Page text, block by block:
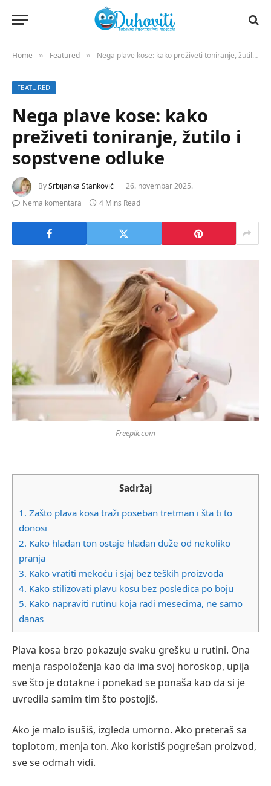
Home » Featured » Nega plave kose: kako preživeti toniranje, žutilo i sopstvene odluke
FEATURED
Nega plave kose: kako
preživeti toniranje, žutilo i
sopstvene odluke
BySrbijanka Stanković
26. novembar 2025.
Nema komentara
4 Mins Read
Freepik.com
Sadržaj
1. Zašto plava kosa traži poseban tretman i šta ti to
donosi
2. Kako hladan ton ostaje hladan duže od nekoliko
pranja
3. Kako vratiti mekoću i sjaj bez teških proizvoda
4. Kako stilizovati plavu kosu bez posledica po boju
5. Kako napraviti rutinu koja radi mesecima, ne samo
danas
Plava kosa brzo pokazuje svaku grešku u rutini. Ona
menja raspoloženja kao da ima svoj horoskop, upija
sve što je dotakne i ponekad se ponaša kao da si je
uvredila samim tim što postojiš.
Ako je malo isušiš, izgleda umorno. Ako preteraš sa
toplotom, menja ton. Ako koristiš pogrešan proizvod,
sve se odmah vidi.